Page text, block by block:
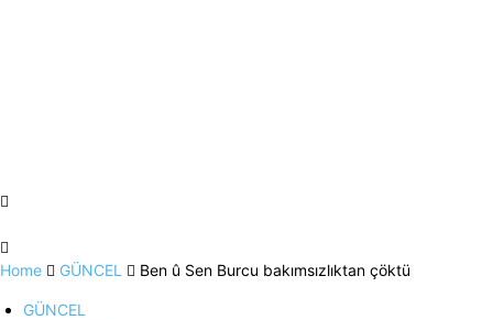
Home GÜNCEL Ben û Sen Burcu bakımsızlıktan çöktü
GÜNCEL